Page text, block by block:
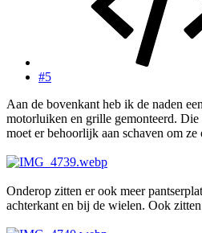
#5
Aan de bovenkant heb ik de naden
motorluiken en grille gemonteerd. Die
moet er behoorlijk aan schaven om
Onderop zitten er ook meer
achterkant en bij de wielen. Ook